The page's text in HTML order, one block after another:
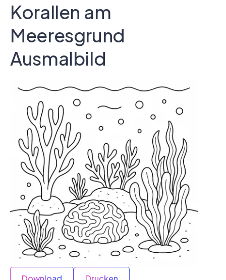
Korallen am
Meeresgrund
Ausmalbild